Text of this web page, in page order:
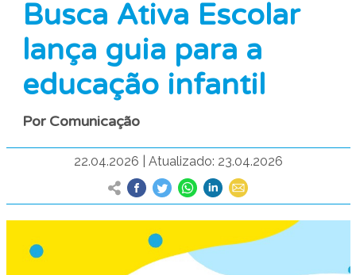
Busca Ativa Escolar
lança guia para a
educação infantil
Por Comunicação
22.04.2026 Atualizado: 23.04.2026